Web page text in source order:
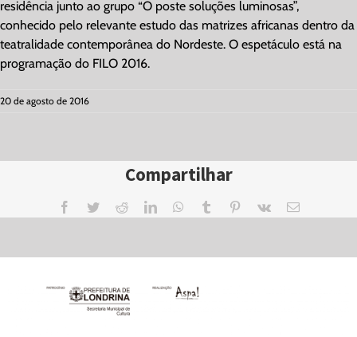
residência junto ao grupo “O poste soluções luminosas”,
conhecido pelo relevante estudo das matrizes africanas dentro da
teatralidade contemporânea do Nordeste. O espetáculo está na
programação do FILO 2016.
20 de agosto de 2016
Compartilhar
Facebook
TwitterRedditLinkedInWhatsApp
Tumblr Pinterest
Vk Email